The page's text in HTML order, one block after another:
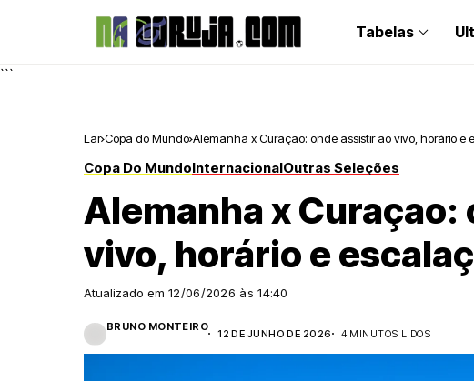
Tabelas
```
Lar Copa do Mundo Alemanha x Curaçao: onde assistir ao vivo, horário e
Copa Do MundoInternacionalOutras Seleções
Alemanha x Curaçao:
vivo, horário e
Atualizado em 12/06/2026 às 14:40
BRUNO MONTEIRO
12 DE JUNHO DE 2026 4 MINUTOS LIDOS